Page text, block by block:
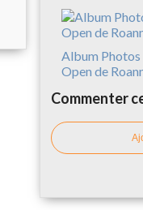
Album Photos
Open de
Commenter